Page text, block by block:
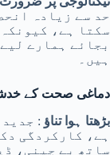
حد سے زیادہ
سکتا ہے،
بجائے ہمارے
ہیں۔
دماغی صحت کے
بڑھتا ہوا تناؤ :
ہے، کارکردگی
ساتھ بے چینی،